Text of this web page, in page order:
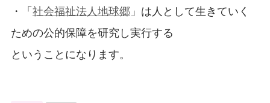
・「 社会福祉法人地球郷 」は人として生きていく
ための公的保障を研究し実行する
ということになります。